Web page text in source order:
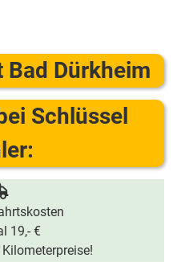
Dürkheim
Schlüssel
19,- €